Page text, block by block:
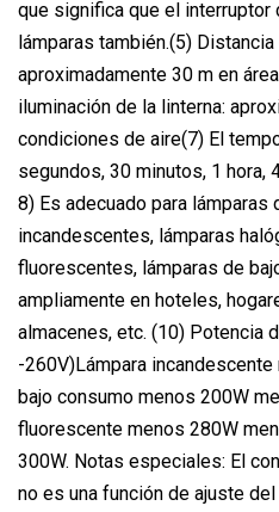
que significa que el interruptor
lámparas también.(5)
aproximadamente 30 m en
iluminación de la linterna:
condiciones de aire(7) El
segundos, 30 minutos, 1 hora,
8) Es adecuado para lámparas
incandescentes, lámparas
fluorescentes, lámparas de
ampliamente en hoteles,
almacenes, etc. (10) Potencia
-260V)Lámpara
bajo consumo menos 200W
fluorescente menos 280W
300W. Notas especiales: El
no es una función de ajuste